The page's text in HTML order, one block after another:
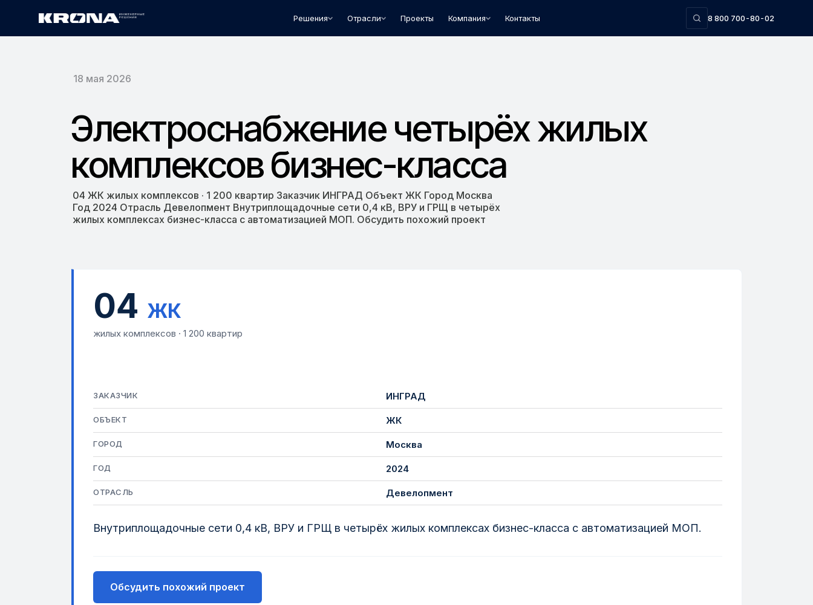
Решения Отрасли Проекты Компания Контакты 8 800 700-80-02
Главная ›Электроснабжение четырёх жилых комплексов бизнес-класса
18 мая 2026
Электроснабжение четырёх жилых
комплексов бизнес-класса
04 ЖК жилых комплексов · 1 200 квартир Заказчик ИНГРАД Объект ЖК Город Москва
Год 2024 Отрасль Девелопмент Внутриплощадочные сети 0,4 кВ, ВРУ и ГРЩ в четырёх
жилых комплексах бизнес-класса с автоматизацией МОП. Обсудить похожий проект
04 ЖК
жилых комплексов · 1 200 квартир
ЗАКАЗЧИК ИНГРАД
ОБЪЕКТ ЖК
ГОРОД Москва
ГОД 2024
ОТРАСЛЬ Девелопмент
Внутриплощадочные сети 0,4 кВ, ВРУ и ГРЩ в четырёх жилых комплексах бизнес-класса с автоматизацией МОП.
Обсудить похожий проект